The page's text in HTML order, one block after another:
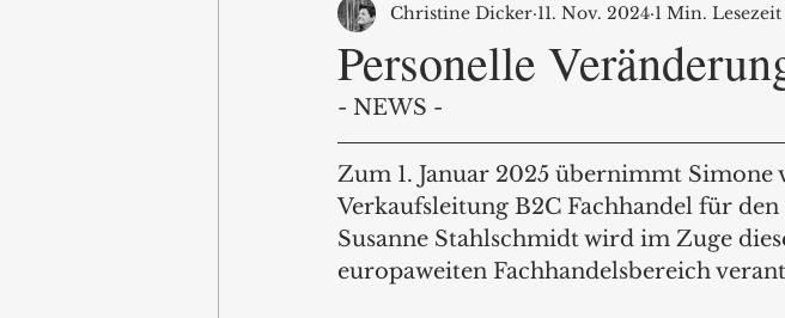
Hintergrund ANZEIGE Intro
Personelle
Christine Dicker 11. Nov. 2024 1 Min. Lesezeit
- NEWS -
Zum 1. Januar 2025 übernimmt Simone
Verkaufsleitung B2C Fachhandel für
Susanne Stahlschmidt wird im Zuge
europaweiten Fachhandelsbereich